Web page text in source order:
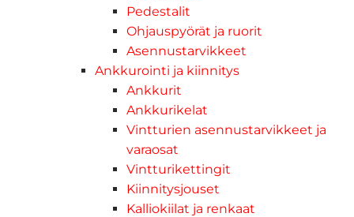
Pedestalit
Ohjauspyörät ja ruorit
Asennustarvikkeet
Ankkurointi ja kiinnitys
Ankkurit
Ankkurikelat
Vintturien asennustarvikkeet ja
varaosat
Vintturikettingit
Kiinnitysjouset
Kalliokiilat ja renkaat